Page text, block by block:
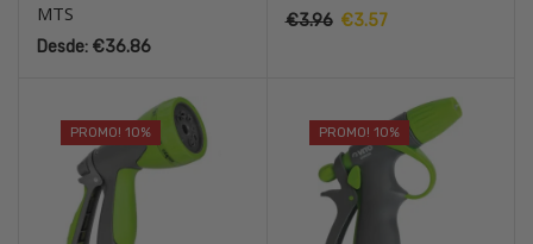
MTS
Desde: €36.86
€3.96 O
€3.96.
€3.57O
€3.57.
PROMO! 10% PROMO! 10%